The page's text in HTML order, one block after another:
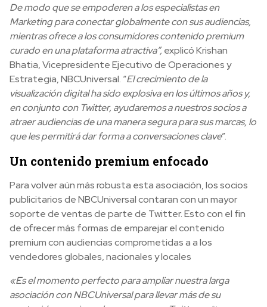
De modo que se empoderen a los especialistas en
Marketing para conectar globalmente con sus audiencias,
mientras ofrece a los consumidores contenido premium
curado en una plataforma atractiva”,explicó Krishan
Bhatia, Vicepresidente Ejecutivo de Operaciones y
Estrategia, NBCUniversal. “El crecimiento de la
visualización digital ha sido explosiva en los últimos años y,
en conjunto con Twitter, ayudaremos a nuestros socios a
atraer audiencias de una manera segura para sus marcas, lo
que les permitirá dar forma a conversaciones clave”.
Un contenido premium enfocado
Para volver aún más robusta esta asociación, los socios
publicitarios de NBCUniversal contaran con un mayor
soporte de ventas de parte de Twitter. Esto con el fin
de ofrecer más formas de emparejar el contenido
premium con audiencias comprometidas a a los
vendedores globales, nacionales y locales
«Es el momento perfecto para ampliar nuestra larga
asociación con NBCUniversal para llevar más de su